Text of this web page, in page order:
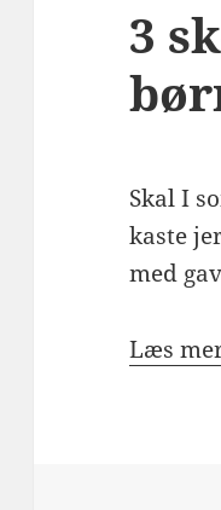
3
Skal I
kaste
med
Læs